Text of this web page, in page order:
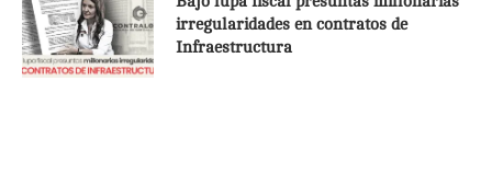
irregularidades en contratos de
Infraestructura